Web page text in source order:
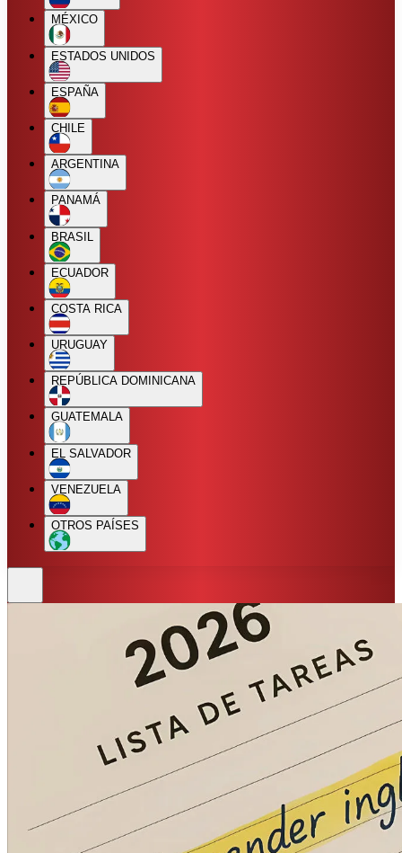
MÉXICO
ESTADOS UNIDOS
ESPAÑA
CHILE
ARGENTINA
PANAMÁ
BRASIL
ECUADOR
COSTA RICA
URUGUAY
REPÚBLICA DOMINICANA
GUATEMALA
EL SALVADOR
VENEZUELA
OTROS PAÍSES